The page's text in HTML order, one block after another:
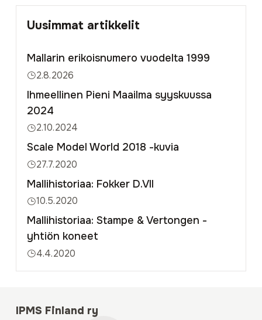
Uusimmat artikkelit
Mallarin erikoisnumero vuodelta 1999
2.8.2026
Ihmeellinen Pieni Maailma syyskuussa
2024
2.10.2024
Scale Model World 2018 -kuvia
27.7.2020
Mallihistoriaa: Fokker D.VII
10.5.2020
Mallihistoriaa: Stampe & Vertongen -
yhtiön koneet
4.4.2020
IPMS Finland ry